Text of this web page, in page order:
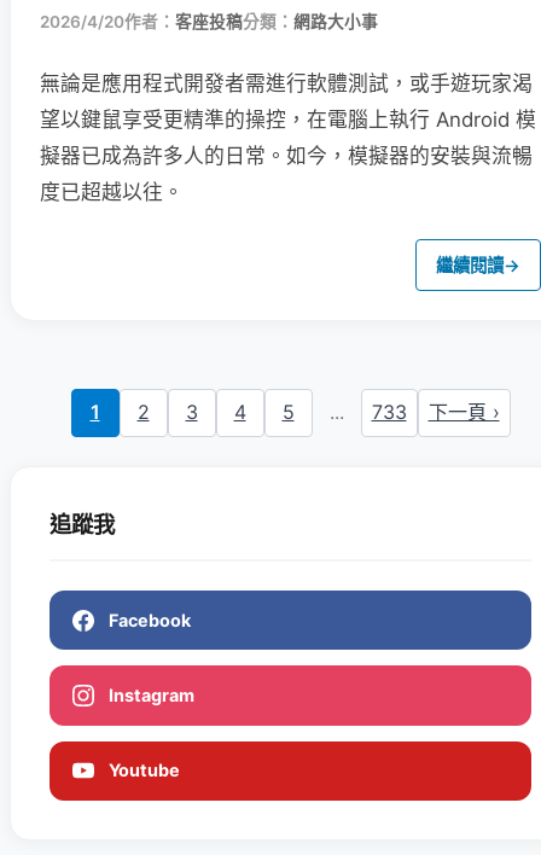
2026/4/20作者： 客座投稿分類： 網路大小事
無論是應用程式開發者需進行軟體測試，或手遊玩家渴
望以鍵鼠享受更精準的操控，在電腦上執行 Android 模
擬器已成為許多人的日常。如今，模擬器的安裝與流暢
度已超越以往。
繼續閱讀→
1 2 3 4 5 ... 733 下一頁 ›
追蹤我
Facebook
Instagram
Youtube